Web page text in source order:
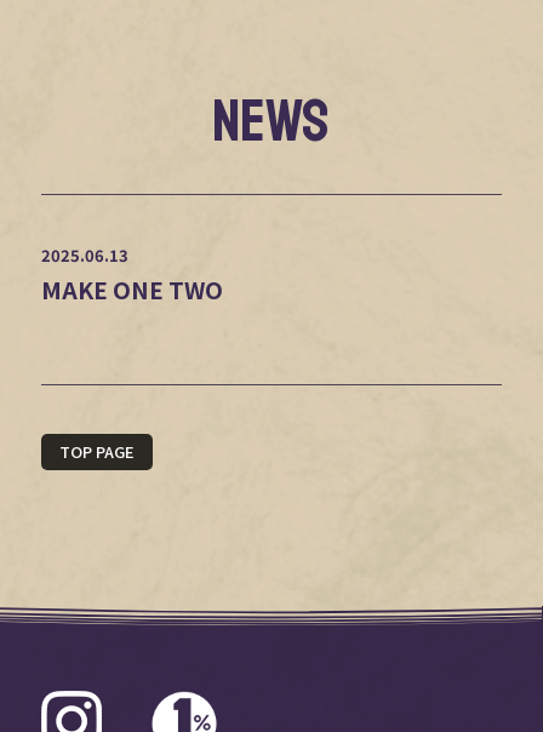
NEWS
2025.06.13
MAKE ONE TWO
TOP PAGE